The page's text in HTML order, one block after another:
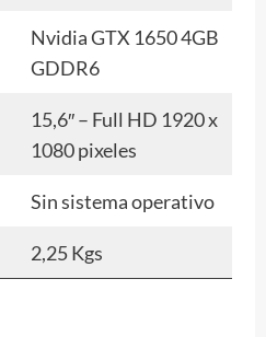
Nvidia GTX 1650 4GB
GDDR6
15,6″ – Full HD 1920 x
1080 pixeles
Sin sistema operativo
2,25 Kgs